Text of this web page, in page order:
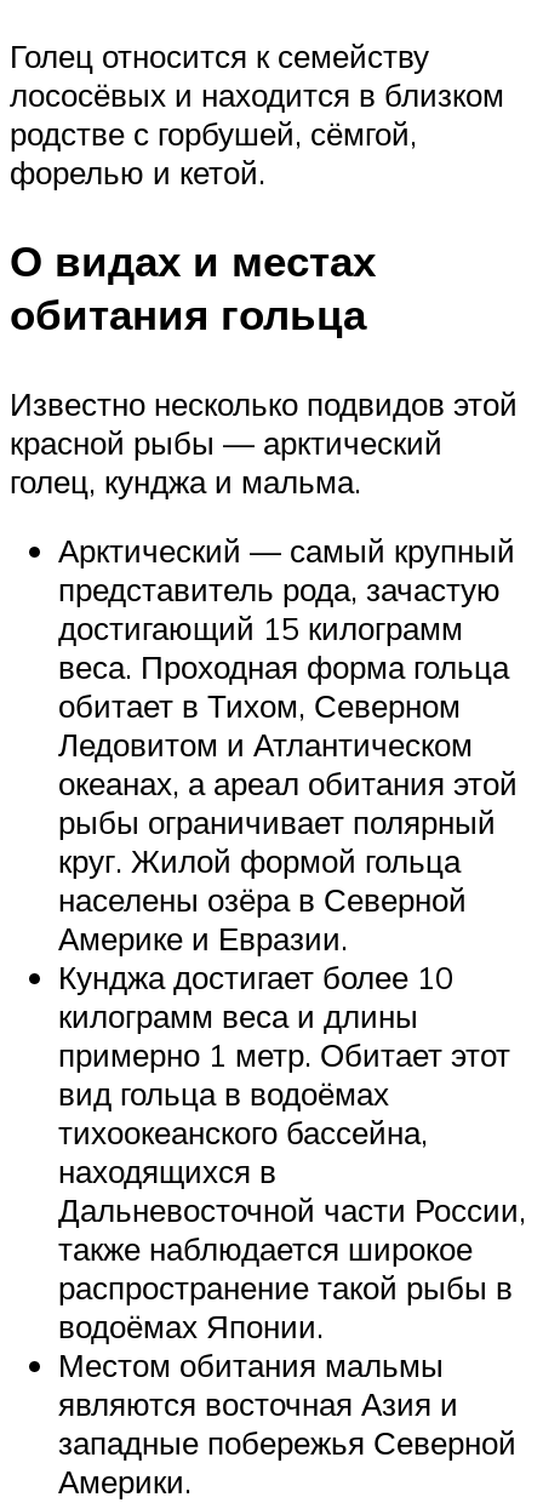
Голец относится к семейству
лососёвых и находится в близком
родстве с горбушей, сёмгой,
форелью и кетой.
О видах и местах
обитания гольца
Известно несколько подвидов этой
красной рыбы — арктический
голец, кунджа и мальма.
Арктический — самый крупный
представитель рода, зачастую
достигающий 15 килограмм
веса. Проходная форма гольца
обитает в Тихом, Северном
Ледовитом и Атлантическом
океанах, а ареал обитания этой
рыбы ограничивает полярный
круг. Жилой формой гольца
населены озёра в Северной
Америке и Евразии.
Кунджа достигает более 10
килограмм веса и длины
примерно 1 метр. Обитает этот
вид гольца в водоёмах
тихоокеанского бассейна,
находящихся в
Дальневосточной части России,
также наблюдается широкое
распространение такой рыбы в
водоёмах Японии.
Местом обитания мальмы
являются восточная Азия и
западные побережья Северной
Америки.